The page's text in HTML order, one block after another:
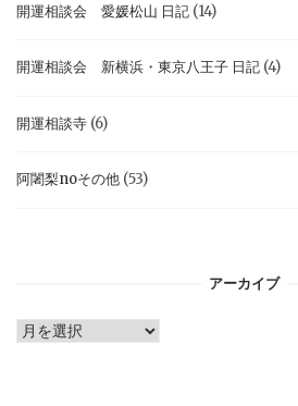
開運相談会 愛媛松山 日記 (14)
開運相談会 新横浜・東京八王子 日記 (4)
開運相談寺 (6)
阿闍梨noその他 (53)
アーカイブ
ア